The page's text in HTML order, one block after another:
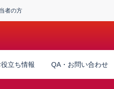
者の方
役立ち情報 QA・お問い合わせ